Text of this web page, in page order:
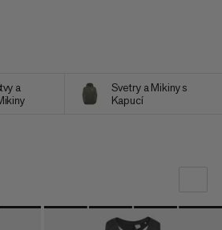
a
Svetry a Mikiny s
Kapucí
NAŠE DOPORUČENÍ